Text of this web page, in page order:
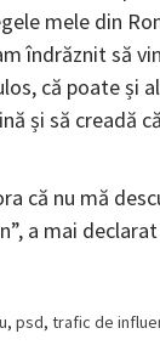
mele din
îndrăznit să
că poate și
și să creadă
că nu mă
a mai
, psd, trafic de